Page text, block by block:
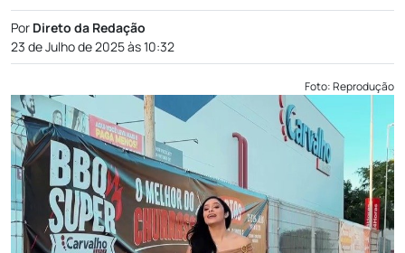
Por Direto da Redação
23 de Julho de 2025 às 10:32
Foto: Reprodução